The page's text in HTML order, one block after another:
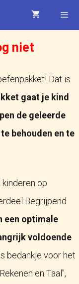
niet
Dat is
gaat je kind
de geleerde
behouden en te
op
Begrijpend
een optimale
voldoende
bedankje voor het
en Taal",